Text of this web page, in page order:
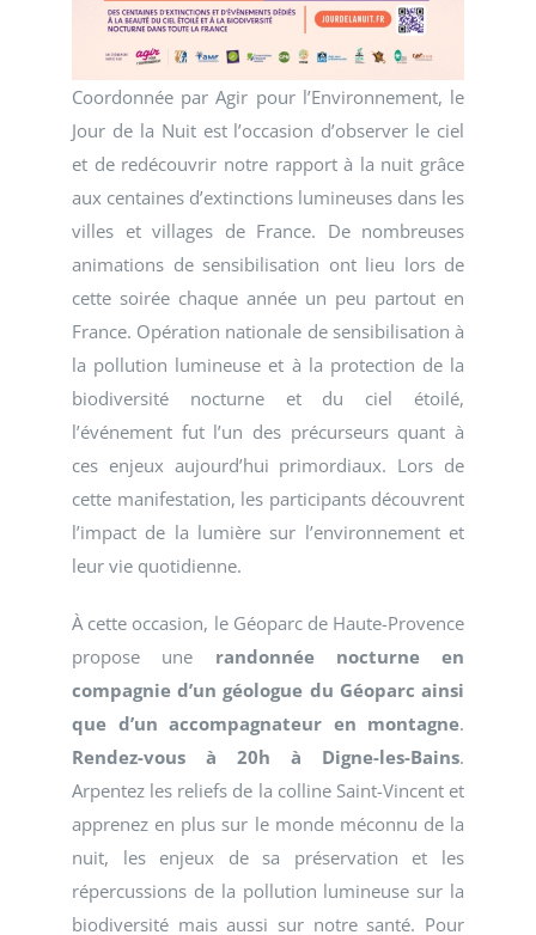
Coordonnée par Agir pour l’Environnement, le
Jour de la Nuit est l’occasion d’observer le ciel
et de redécouvrir notre rapport à la nuit grâce
aux centaines d’extinctions lumineuses dans les
villes et villages de France. De nombreuses
animations de sensibilisation ont lieu lors de
cette soirée chaque année un peu partout en
France. Opération nationale de sensibilisation à
la pollution lumineuse et à la protection de la
biodiversité nocturne et du ciel étoilé,
l’événement fut l’un des précurseurs quant à
ces enjeux aujourd’hui primordiaux. Lors de
cette manifestation, les participants découvrent
l’impact de la lumière sur l’environnement et
leur vie quotidienne.
À cette occasion, le Géoparc de Haute-Provence
propose une randonnée nocturne en
compagnie d’un géologue du Géoparc ainsi
que d’un accompagnateur en montagne.
Rendez-vous à 20h à Digne-les-Bains.
Arpentez les reliefs de la colline Saint-Vincent et
apprenez en plus sur le monde méconnu de la
nuit, les enjeux de sa préservation et les
répercussions de la pollution lumineuse sur la
biodiversité mais aussi sur notre santé. Pour